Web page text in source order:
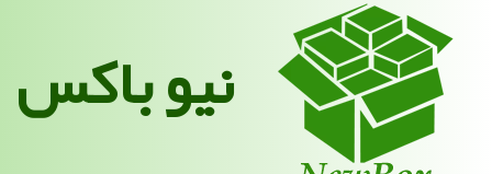
نیو باکس